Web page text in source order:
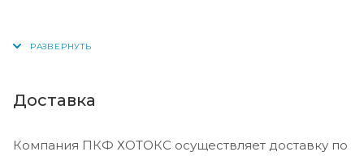
Доставка
Компания ПКФ ХОТОКС осуществляет доставку по